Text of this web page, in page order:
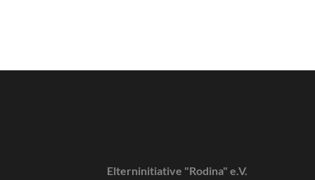
Elterninitiative "Rodina" e.V.